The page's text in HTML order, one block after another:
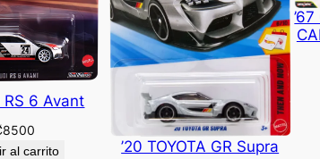
RS 6 Avant
8500
al carrito ’20 TOYOTA GR Supra